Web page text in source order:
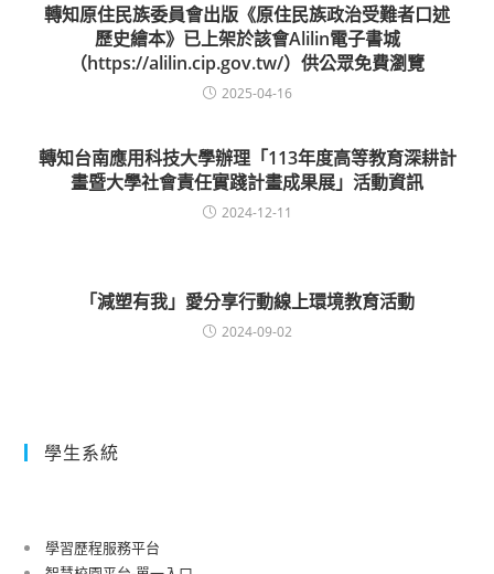
轉知原住民族委員會出版《原住民族政治受難者口述
歷史繪本》已上架於該會Alilin電子書城
（https://alilin.cip.gov.tw/）供公眾免費瀏覽
2025-04-16
轉知台南應用科技大學辦理「113年度高等教育深耕計
畫暨大學社會責任實踐計畫成果展」活動資訊
2024-12-11
「減塑有我」愛分享行動線上環境教育活動
2024-09-02
學生系統
學習歷程服務平台